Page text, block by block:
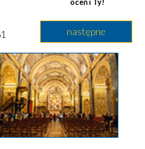
następne